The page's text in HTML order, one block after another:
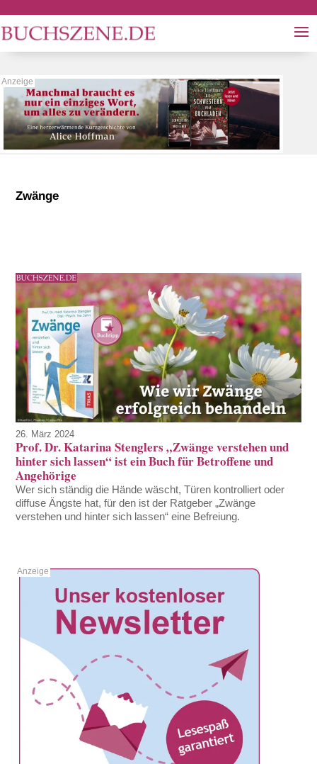
Zwänge
26. März 2024
Prof. Dr. Katarina Stenglers „Zwänge verstehen und
hinter sich lassen“ ist ein Buch für Betroffene und
Angehörige
Wer sich ständig die Hände wäscht, Türen kontrolliert oder
diffuse Ängste hat, für den ist der Ratgeber „Zwänge
verstehen und hinter sich lassen“ eine Befreiung.